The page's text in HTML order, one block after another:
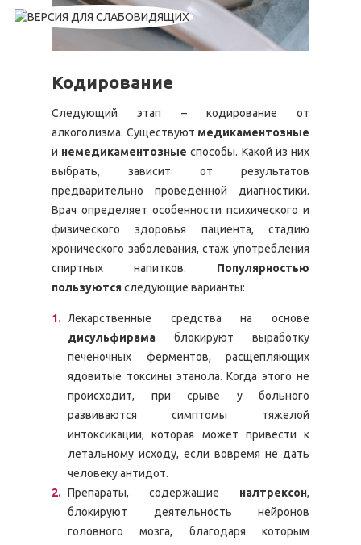
Кодирование
Следующий этап – кодирование от
алкоголизма. Существуют медикаментозные
и немедикаментозные способы. Какой из них
выбрать, зависит от результатов
предварительно проведенной диагностики.
Врач определяет особенности психического и
физического здоровья пациента, стадию
хронического заболевания, стаж употребления
спиртных напитков. Популярностью
пользуютсяследующие варианты:
Лекарственные средства на основе
дисульфирама блокируют выработку
печеночных ферментов, расщепляющих
ядовитые токсины этанола. Когда этого не
происходит, при срыве у больного
развиваются симптомы тяжелой
интоксикации, которая может привести к
летальному исходу, если вовремя не дать
человеку антидот.
Препараты, содержащие налтрексон,
блокируют деятельность нейронов
головного мозга, благодаря которым